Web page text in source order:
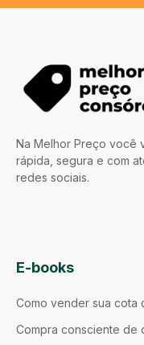
Na Melhor Preço você
rápida, segura e com
redes sociais.
E-books
Como vender sua cota
Compra consciente de